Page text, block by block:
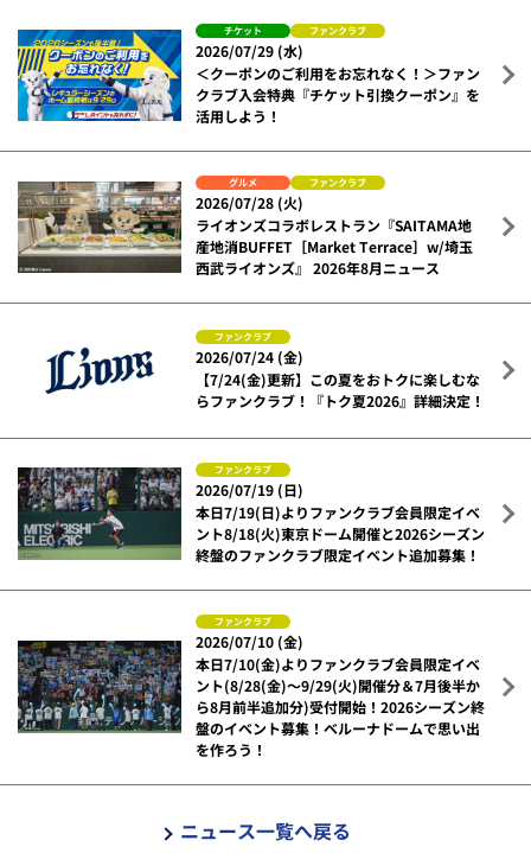
チケット ファンクラブ
2026/07/29 (水)
＜クーポンのご利用をお忘れなく！＞ファン
クラブ入会特典『チケット引換クーポン』を
活用しよう！
グルメ ファンクラブ
2026/07/28 (火)
ライオンズコラボレストラン『SAITAMA地
産地消BUFFET［Market Terrace］w/埼玉
西武ライオンズ』 2026年8月ニュース
ファンクラブ
2026/07/24 (金)
【7/24(金)更新】この夏をおトクに楽しむな
らファンクラブ！『トク夏2026』詳細決定！
ファンクラブ
2026/07/19 (日)
本日7/19(日)よりファンクラブ会員限定イベ
ント8/18(火)東京ドーム開催と2026シーズン
終盤のファンクラブ限定イベント追加募集！
ファンクラブ
2026/07/10 (金)
本日7/10(金)よりファンクラブ会員限定イベ
ント(8/28(金)～9/29(火)開催分＆7月後半か
ら8月前半追加分)受付開始！2026シーズン終
盤のイベント募集！ベルーナドームで思い出
を作ろう！
ニュース一覧へ戻る